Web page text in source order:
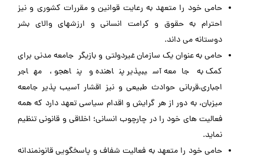
حامی خود را متعهد به رعایت قوانین و مقررات کشوری و نیز
احترام به حقوق و کرامت انسانی و ارزشهای والای بشر
دوستانه می داند.
حامی به عنوان یک سازمان غیردولتی و بازیگر جامعه مدنی برای
کمک به جامعه آسیب­پذیر پناهنده و پناهجو ، مهاجر
اجباری،قربانی حوادث طبیعی و نیز اقشار آسیب پذیر جامعه
میزبان، به دور از هر گرایش و اقدام سیاسی تعهد دارد که همه
فعالیت های خود را در چارچوب انسانی؛ اخلاقی و قانونی تنظیم
نماید.
حامی خود را متعهد به فعالیت شفاف و پاسخگویی قانونمندانه